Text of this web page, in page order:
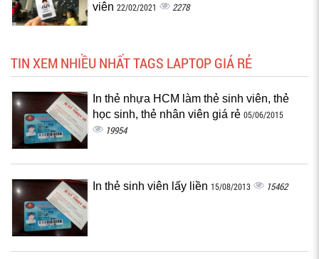
viên 22/02/2021 2278
TIN XEM NHIỀU NHẤT TAGS LAPTOP GIÁ RẺ
In thẻ nhựa HCM làm thẻ sinh viên, thẻ
học sinh, thẻ nhân viên giá rẻ 05/06/2015
19954
In thẻ sinh viên lấy liền 15/08/2013 15462